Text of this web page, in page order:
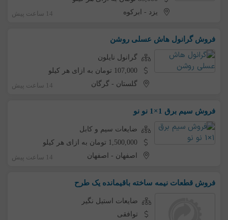
یزد - ابرکوه 14 ساعت پیش
فروش گرانول هاش عسلی روشن
گرانول نایلون
107,000 تومان به ازای هر کیلو
گلستان - گرگان 14 ساعت پیش
فروش سیم برق 1×1 نو نو
ضایعات سیم و کابل
1,500,000 تومان به ازای هر کیلو
اصفهان - اصفهان 14 ساعت پیش
فروش قطعات نیمه ساخته باقیمانده یک طرح
ضایعات استیل نگیر
توافقی